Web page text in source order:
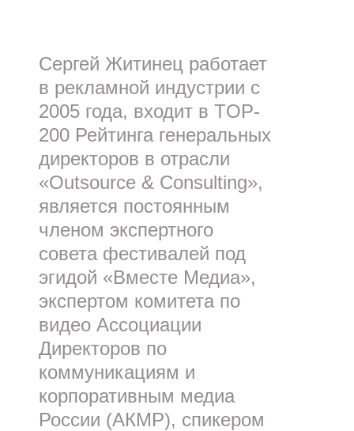
Сергей Житинец работает
в рекламной индустрии с
2005 года, входит в TOP-
200 Рейтинга генеральных
директоров в отрасли
«Outsource & Consulting»,
является постоянным
членом экспертного
совета фестивалей под
эгидой «Вместе Медиа»,
экспертом комитета по
видео Ассоциации
Директоров по
коммуникациям и
корпоративным медиа
России (АКМР), спикером